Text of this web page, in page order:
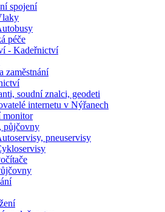
spojení
péče
- Kadeřnictví
zaměstnání
soudní znalci, geodeti
internetu v Nýřanech
monitor
půjčovny
pneuservisy